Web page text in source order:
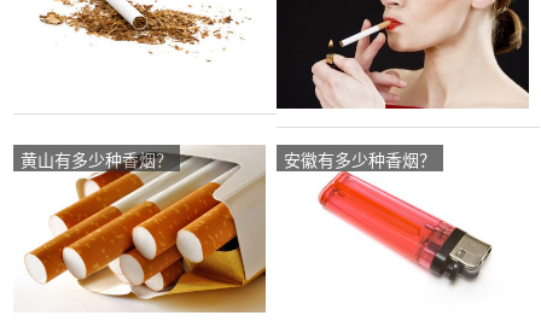
黄山有多少种香烟？ 安徽有多少种香烟？